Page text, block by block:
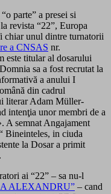
parte” a presei si
revista “22”, Europa
chiar unul dintre turnatorii
a CNSAS nr.
titular al dosarului
sa a fost recrutat la
a anului I
din cadrul
literar Adam Müller-
intenţia unor membri de a
A semnat Angajament
Bineinteles, in ciuda
la Dosar a primit
ai “22” – sa nu-l
ALEXANDRU” – cand